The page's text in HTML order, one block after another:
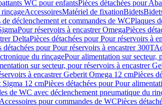
WC pour enfantsPièces détachées pour
AccessoiresMatériel de fixationBidets
de déclenchement et commandes de WCPlaques
Pour réservoirs à encastrer OmegaPièces
DeltaPièces détachées pour Pour réservoirs à
détachées pour Pour réservoirs à encastrer 300T
du rinçagePour alimentation sur secteur,
sur secteur, pour réservoirs à encastrer
à encastrer Geberit Omega 12 cmPièces
Sigma 12 cmPièces détachées pour Pour
de WC avec déclenchement pneumatique du
Accessoires pour commandes de WCPièces